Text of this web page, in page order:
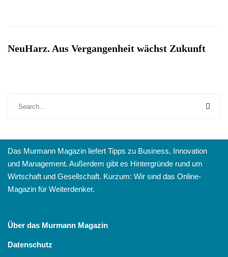
NeuHarz. Aus Vergangenheit wächst Zukunft
Das Murmann Magazin liefert Tipps zu Business, Innovation
und Management. Außerdem gibt es Hintergründe rund um
Wirtschaft und Gesellschaft. Kurzum: Wir sind das Online-
Magazin für Weiterdenker.
Über das Murmann Magazin
Datenschutz